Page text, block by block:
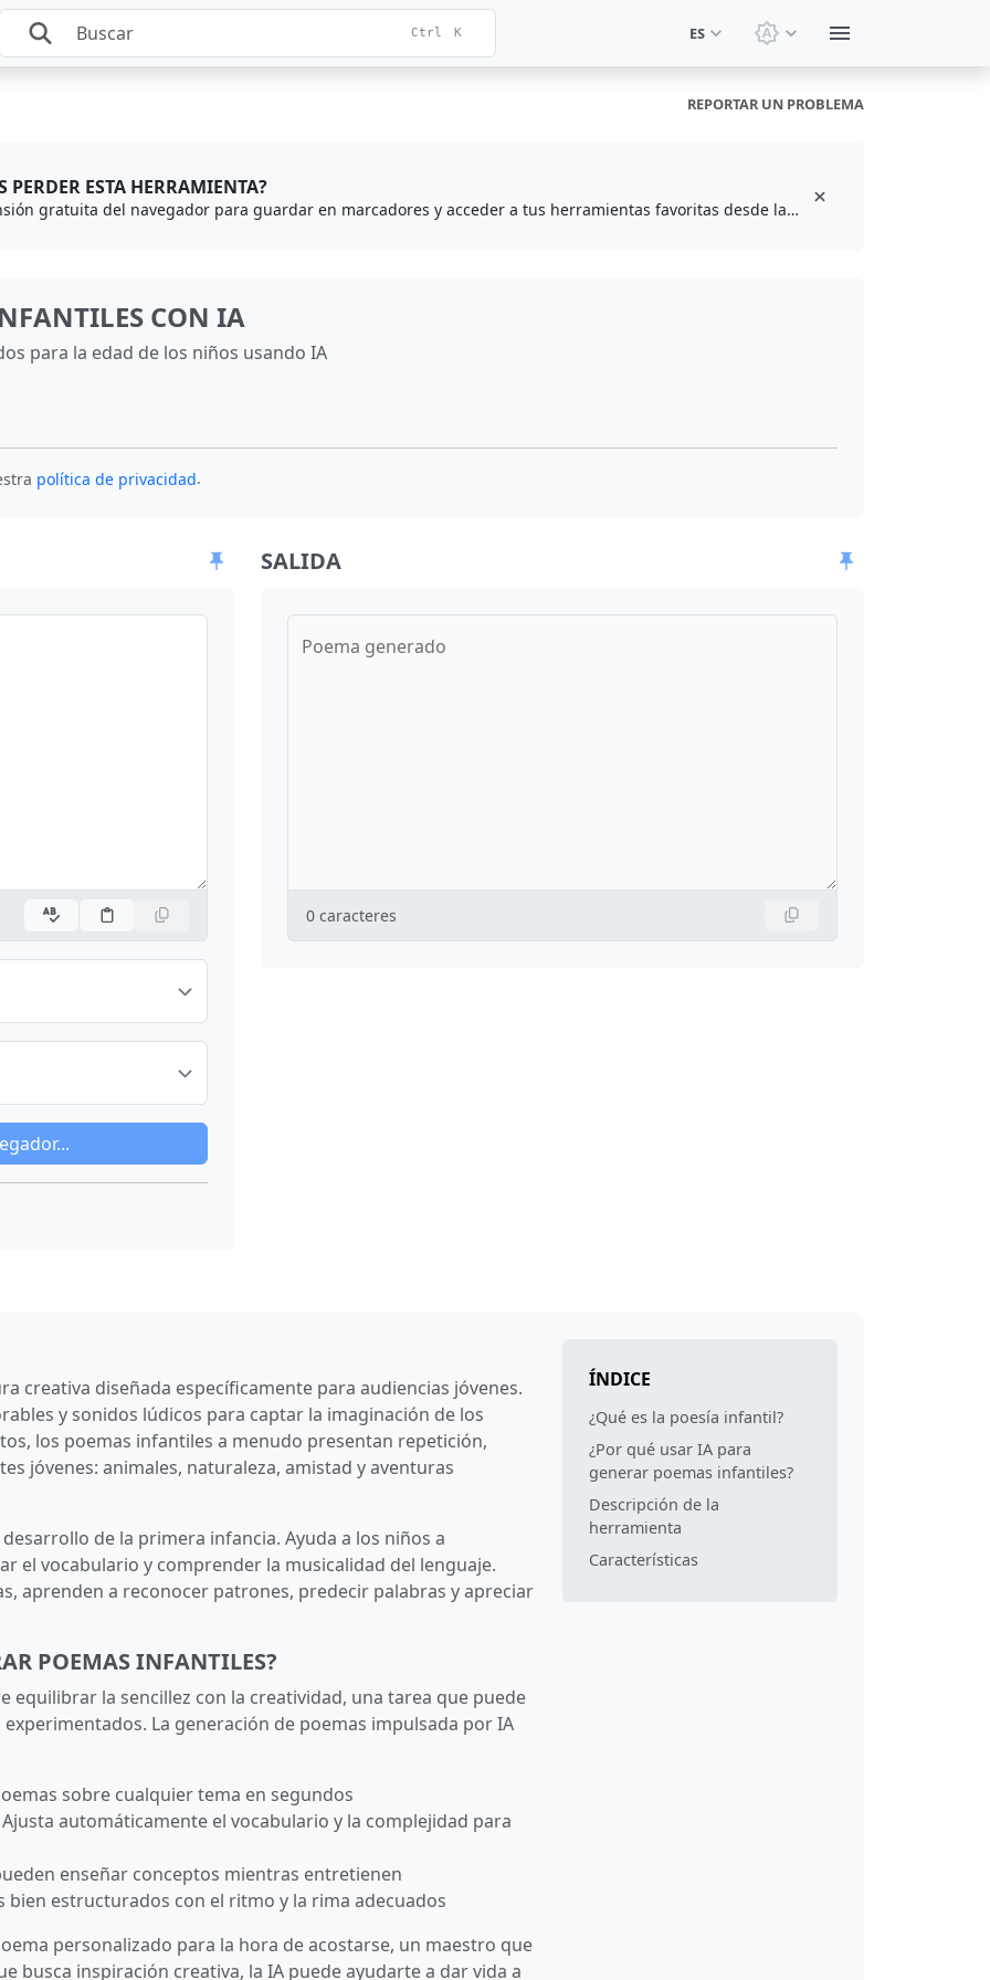
Ctrl K ES Cambiar tema: Tema del
REPORTAR UN PROBLEMA
PERDER ESTA HERRAMIENTA?
Instala la extensión gratuita del navegador para guardar en marcadores y acceder a tus herramientas favoritas desde la barra de herramientas
CON IA
para la edad de los niños usando IA
política de privacidad.
SALIDA
Poema generado
0 caracteres
creativa diseñada específicamente para audiencias jóvenes.
y sonidos lúdicos para captar la imaginación de los
los poemas infantiles a menudo presentan repetición,
jóvenes: animales, naturaleza, amistad y aventuras
de la primera infancia. Ayuda a los niños a
el vocabulario y comprender la musicalidad del lenguaje.
aprenden a reconocer patrones, predecir palabras y apreciar
POEMAS INFANTILES?
equilibrar la sencillez con la creatividad, una tarea que puede
La generación de poemas impulsada por IA
sobre cualquier tema en segundos
automáticamente el vocabulario y la complejidad para
enseñar conceptos mientras entretienen
bien estructurados con el ritmo y la rima adecuados
personalizado para la hora de acostarse, un maestro que
busca inspiración creativa, la IA puede ayudarte a dar vida a
ÍNDICE
¿Qué es la poesía infantil?
¿Por qué usar IA para
generar poemas infantiles?
Descripción de la
herramienta
Características